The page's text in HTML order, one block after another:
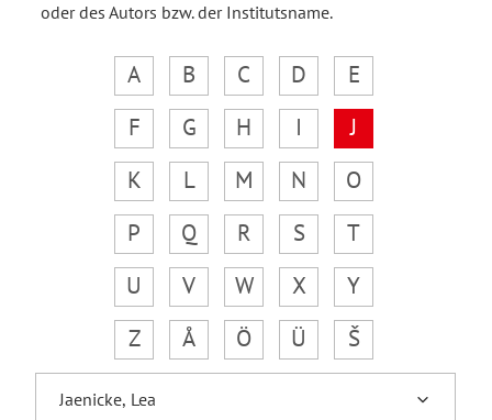
oder des Autors bzw. der Institutsname.
A B C D
E
F
G H I
J
K
L M N
O
P
Q R S
T
U
V W X
Y
Z
Å Ö Ü Š